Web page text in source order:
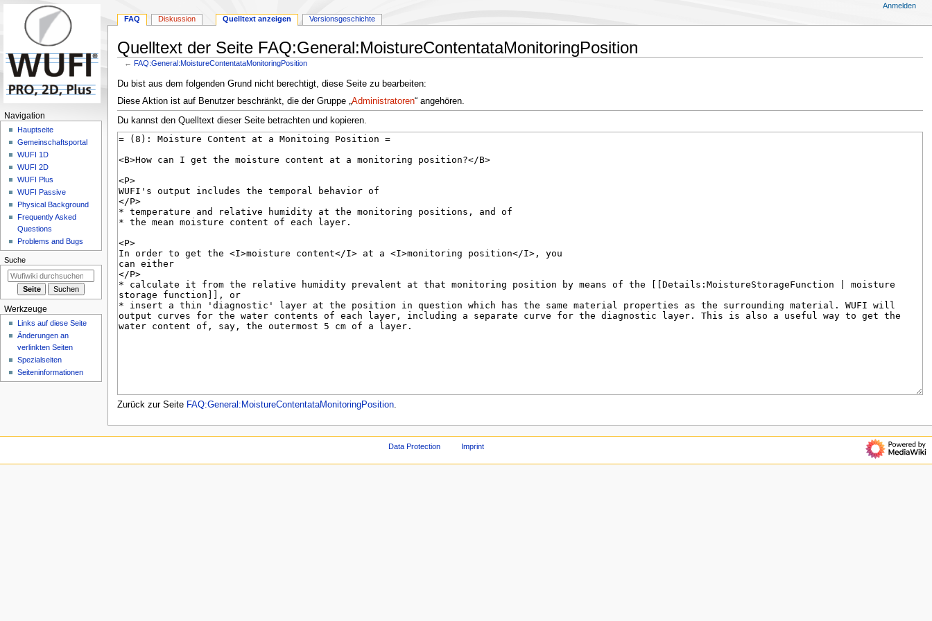
Quelltext der Seite FAQ:General:MoistureContentataMonitoringPosition
← FAQ:General:MoistureContentataMonitoringPosition
Zur
Navigation
springen
Zur
Suche
springen
Du bist aus dem folgenden Grund nicht berechtigt, diese Seite zu bearbeiten:
Diese Aktion ist auf Benutzer beschränkt, die der Gruppe „Administratoren“ angehören.
Du kannst den Quelltext dieser Seite betrachten und kopieren.
Zurück zur Seite FAQ:General:MoistureContentataMonitoringPosition.
N
n
s
m
e
n
FAQ Diskussion Quelltext anzeigen Versionsgeschichte
Anmelden
Navigation
Hauptseite
Gemeinschafts­portal
WUFI 1D
WUFI 2D
WUFI Plus
WUFI Passive
Physical Background
Frequently Asked
Questions
Problems and Bugs
Suche
Werkzeuge
Links auf diese Seite
Änderungen an
verlinkten Seiten
Spezialseiten
Seiten­­informationen
Data Protection Imprint